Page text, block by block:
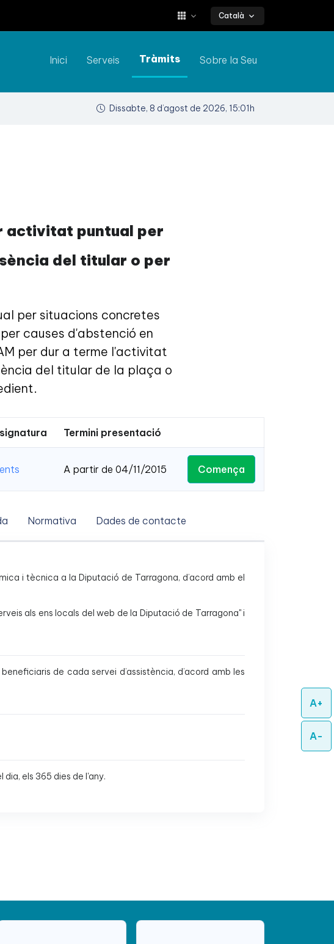
A+
A-
Català
Inici Serveis Tràmits Sobre la Seu
Dissabte, 8 d’agost de 2026, 15:01h
activitat puntual per
del titular o per
per situacions concretes
causes d'abstenció en
per dur a terme l'activitat
del titular de la plaça o
Termini presentació
A partir de 04/11/2015 Comença
Normativa Dades de contacte
i tècnica a la Diputació de Tarragona, d’acord amb el
als ens locals del web de la Diputació de Tarragona" i
de cada servei d’assistència, d’acord amb les
dia, els 365 dies de l'any.